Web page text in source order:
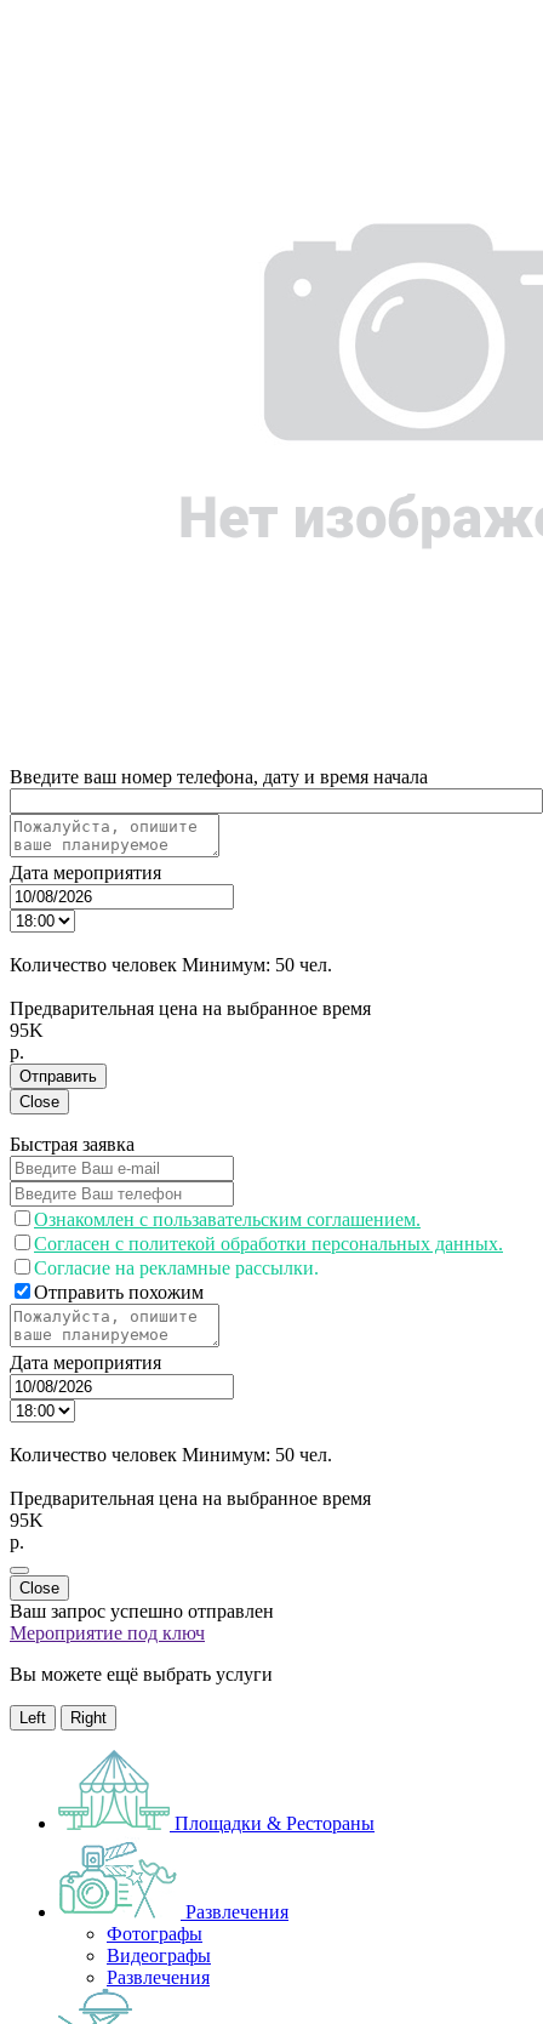
Введите ваш номер телефона, дату и время начала
Дата мероприятия
Количество человек Минимум: 50 чел.
Предварительная цена на выбранное время
95K
p.
Отправить
Close
Быстрая заявка
Ознакомлен с пользавательским соглашением.
Согласен с политекой обработки персональных данных.
Согласие на рекламные рассылки.
Отправить похожим
Дата мероприятия
Количество человек Минимум: 50 чел.
Предварительная цена на выбранное время
95K
p.
Close
Ваш запрос успешно отправлен
Мероприятие под ключ
Вы можете ещё выбрать услуги
Left Right
Площадки & Рестораны
Развлечения
Фотографы
Видеографы
Развлечения